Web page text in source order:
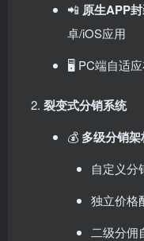
📲 ​ 原生APP
卓/iOS应用
🖥️ PC端自适
裂变式分销系统
💰 ​ 多级分销架
自定义分
独立价格
二级分佣